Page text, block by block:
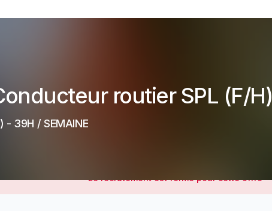
routier SPL (F/H)
- 39H / SEMAINE
Le recrutement est fermé pour cette offre